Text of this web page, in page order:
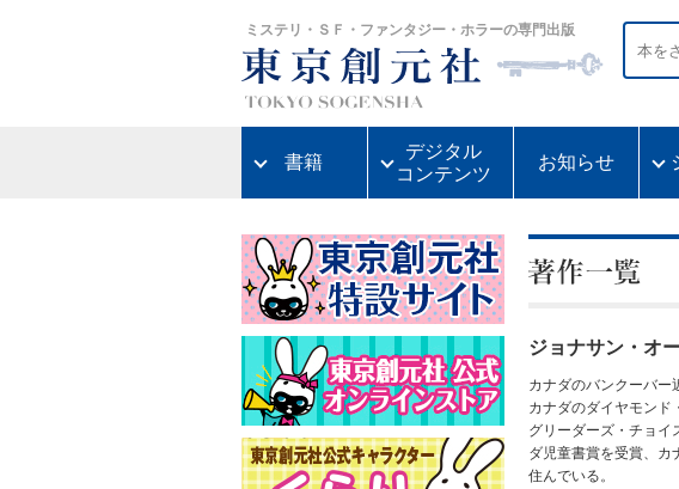
ミステリ・ＳＦ・ファンタジー・ホラーの専門出版
書籍
デジタル
コンテンツ
お知らせ
ジョナサン・オ
カナダのバンクーバー
カナダのダイヤモンド
グリーダーズ・チョイ
ダ児童書賞を受賞、カ
住んでいる。